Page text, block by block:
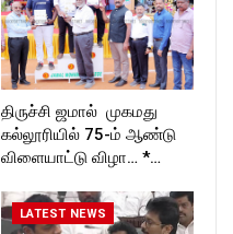
திருச்சி ஜமால் முகமது
கல்லூரியில் 75-ம் ஆண்டு
விளையாட்டு விழா… *…
LATEST NEWS